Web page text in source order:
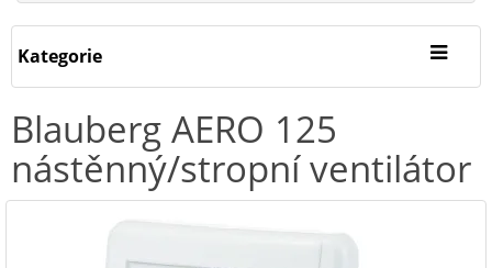
Kategorie
Blauberg AERO 125
nástěnný/stropní ventilátor